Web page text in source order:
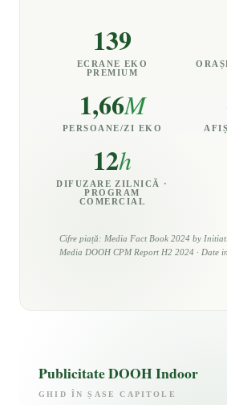
139
ECRANE EKO
PREMIUM
1,66M
PERSOANE/ZI EKO
12h
DIFUZARE ZILNICĂ ·
PROGRAM
COMERCIAL
Cifre piață: Media Fact Book 2024 by
Media DOOH CPM Report H2 2024 · Date
Publicitate DOOH Indoor
GHID ÎN ȘASE CAPITOLE